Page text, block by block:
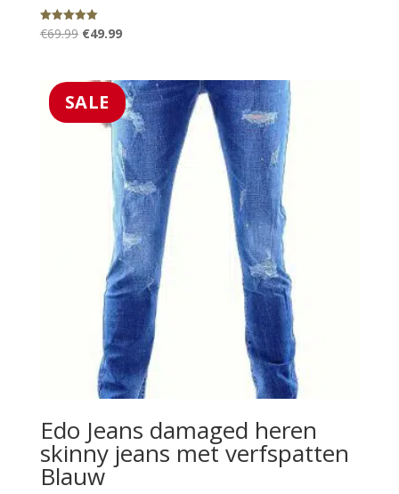
Gewaardeerd
5.00
€69.99 Oorspronkelijke
€69.99.
€49.99Huidige
€49.99.
SALE
Edo Jeans damaged heren
skinny jeans met verfspatten
Blauw